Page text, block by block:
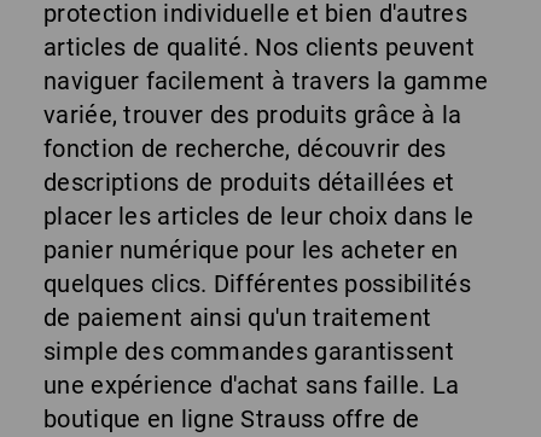
protection individuelle et bien d'autres
articles de qualité. Nos clients peuvent
naviguer facilement à travers la gamme
variée, trouver des produits grâce à la
fonction de recherche, découvrir des
descriptions de produits détaillées et
placer les articles de leur choix dans le
panier numérique pour les acheter en
quelques clics. Différentes possibilités
de paiement ainsi qu'un traitement
simple des commandes garantissent
une expérience d'achat sans faille. La
boutique en ligne Strauss offre de